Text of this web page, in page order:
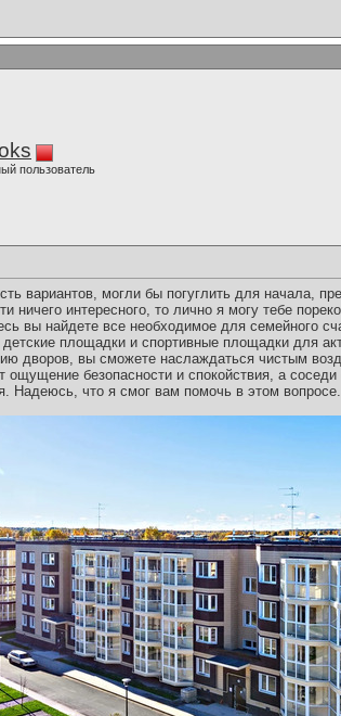
пользователь
вариантов, могли бы погуглить для начала,
ничего интересного, то лично я могу тебе
вы найдете все необходимое для семейного
площадки и спортивные площадки для
дворов, вы сможете наслаждаться чистым
ощущение безопасности и спокойствия, а
Надеюсь, что я смог вам помочь в этом